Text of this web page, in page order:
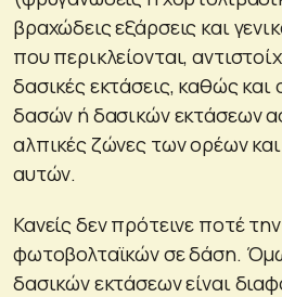
βραχώδεις εξάρσεις και
που περικλείονται,
δασικές εκτάσεις, καθώς
δασών ή δασικών εκτάσεων
αλπικές ζώνες των ορέων
αυτών.
Κανείς δεν πρότεινε ποτέ
φωτοβολταϊκών σε δάση.
δασικών εκτάσεων είναι